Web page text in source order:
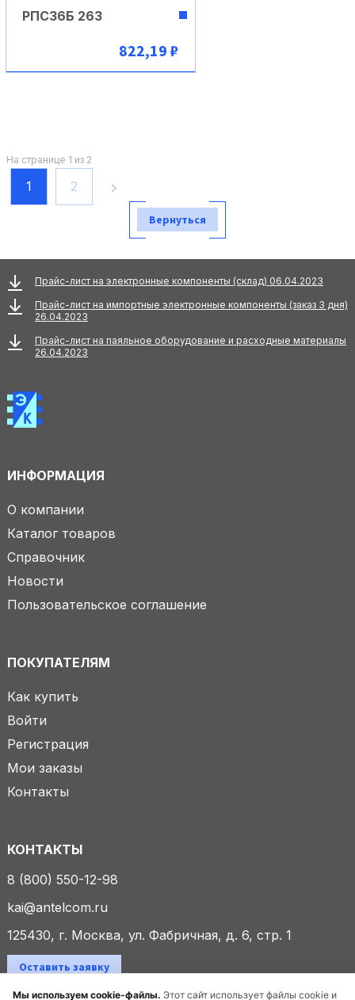
Мы используем cookie-файлы. Этот сайт использует файлы cookie и
РПС36Б 263
822,19 ₽
На странице 1 из 2
1 2
Вернуться
Прайс-лист на электронные компоненты (склад) 06.04.2023
Прайс-лист на импортные электронные компоненты (заказ 3 дня)
26.04.2023
Прайс-лист на паяльное оборудование и расходные материалы
26.04.2023
ИНФОРМАЦИЯ
О компании
Каталог товаров
Справочник
Новости
Пользовательское соглашение
ПОКУПАТЕЛЯМ
Как купить
Войти
Регистрация
Мои заказы
Контакты
КОНТАКТЫ
8 (800) 550-12-98
kai@antelcom.ru
125430, г. Москва, ул. Фабричная, д. 6, стр. 1
Оставить заявку